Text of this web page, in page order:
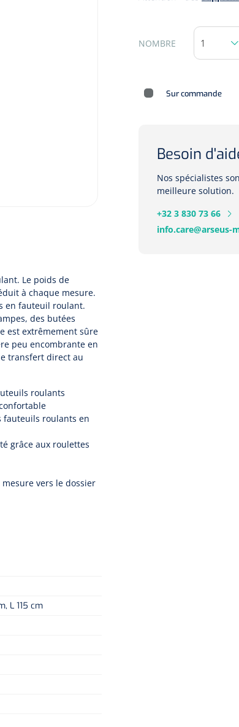
Le poids de
à chaque mesure.
en fauteuil roulant.
des butées
est extrêmement sûre
peu encombrante en
transfert direct au
roulants
fauteuils roulants en
grâce aux roulettes
vers le dossier
L 115 cm
NOMBRE
Sur commande
Besoin
Nos spécialistes
meilleure solution.
+32 3 830 73 66
info.care@arseus-